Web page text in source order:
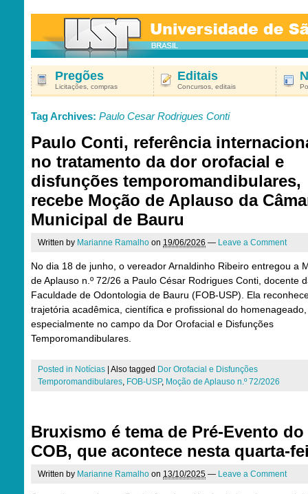
Pregões
Licitações, compras
Editais
Concursos, editais
Tag Archives: Paulo Cesar Rodrigues Conti
Paulo Conti, referência
no tratamento da dor orofacial e
disfunções temporomandibulares,
recebe Moção de Aplauso da
Municipal de Bauru
Written by Marianne Ramalho on 19/06/2026 — Leave a Comment
No dia 18 de junho, o vereador Arnaldinho Ribeiro entregou a
de Aplauso n.º 72/26 a Paulo César Rodrigues Conti, docente
Faculdade de Odontologia de Bauru (FOB-USP). Ela
trajetória acadêmica, científica e profissional do homenageado,
especialmente no campo da Dor Orofacial e Disfunções
Temporomandibulares.
Posted in Notícias Also tagged Dor Orofacial e Disfunções
Temporomandibulares, FOB-USP, Moção de Aplauso n.º 72/2026
Bruxismo é tema de Pré-Evento do
COB, que acontece nesta quarta-
Written by Marianne Ramalho on 13/10/2025 — Leave a Comment